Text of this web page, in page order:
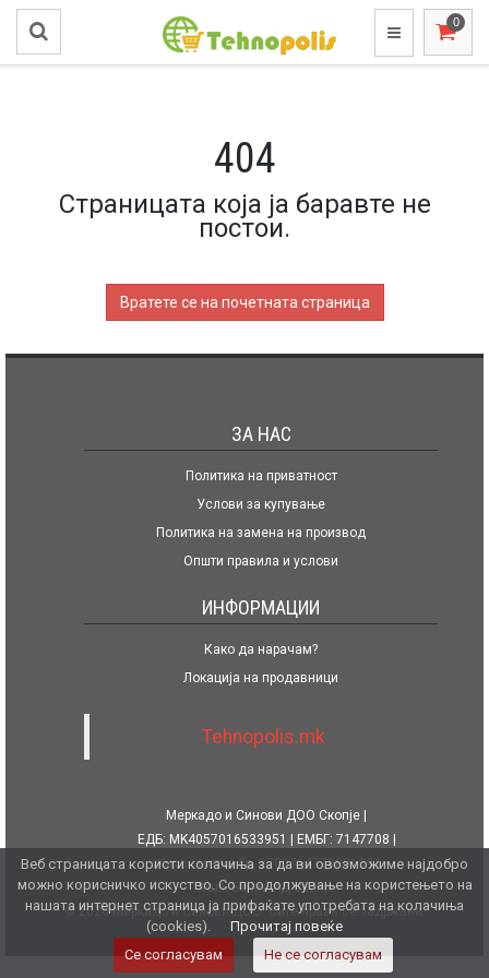
404
Страницата која ја баравте не
постои.
Вратете се на почетната страница
ЗА НАС
Политика на приватност
Услови за купување
Политика на замена на производ
Општи правила и услови
ИНФОРМАЦИИ
Како да нарачам?
Локација на продавници
Tehnopolis.mk
Меркадо и Синови ДОО Скопје
ЕДБ: MK4057016533951
ЕМБГ: 7147708
Жиро сметка бр. 270071477080139
Халк Банка АД Скопје
© 2026 Меркадо и Синови ДОО. Сите права се задржани.
Веб страницата користи колачиња за да ви овозможиме најдобро
можно корисничко искуство. Со продолжување на користењето на
нашата интернет страница ја прифаќате употребата на колачиња
(cookies).
Прочитај повеќе
Се согласувам
Не се согласувам